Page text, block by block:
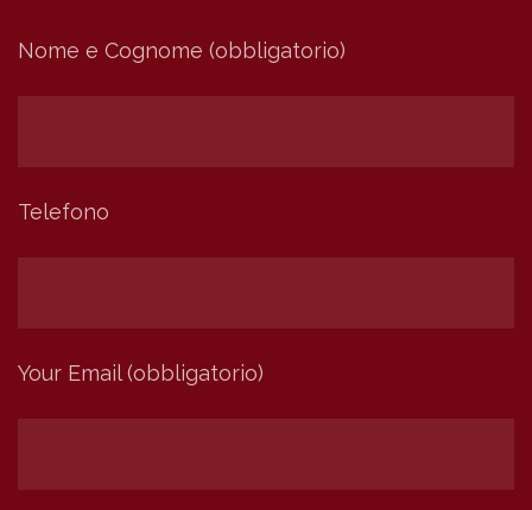
Nome e Cognome (obbligatorio)
Telefono
Your Email (obbligatorio)